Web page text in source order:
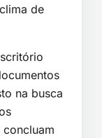
de
na busca
concluam